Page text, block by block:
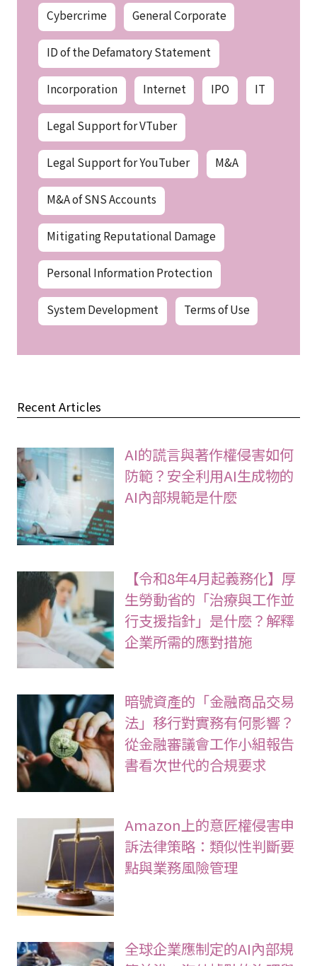
Cybercrime General Corporate
ID of the Defamatory Statement
Incorporation Internet IPO IT
Legal Support for VTuber
Legal Support for YouTuber M&A
M&A of SNS Accounts
Mitigating Reputational Damage
Personal Information Protection
System Development Terms of Use
Recent Articles
AI的謊言與著作權侵害如何
防範？安全利用AI生成物的
AI內部規範是什麼
【令和8年4月起義務化】厚
生勞動省的「治療與工作並
行支援指針」是什麼？解釋
企業所需的應對措施
暗號資產的「金融商品交易
法」移行對實務有何影響？
從金融審議會工作小組報告
書看次世代的合規要求
Amazon上的意匠權侵害申
訴法律策略：類似性判斷要
點與業務風險管理
全球企業應制定的AI內部規